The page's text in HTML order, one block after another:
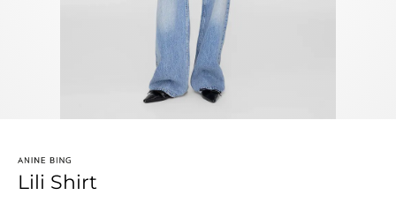
Lili Shirt